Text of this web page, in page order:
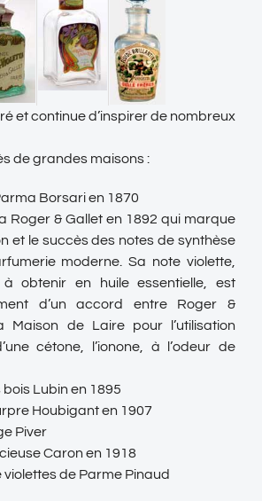
et continue d’inspirer de nombreux
de grandes maisons :
Borsari en 1870
Roger & Gallet en 1892 qui marque
et le succès des notes de synthèse
moderne. Sa note violette,
à obtenir en huile essentielle, est
d’un accord entre Roger &
Maison de Laire pour l’utilisation
cétone, l’ionone, à l’odeur de
Lubin en 1895
Houbigant en 1907
Piver
Caron en 1918
violettes de Parme Pinaud